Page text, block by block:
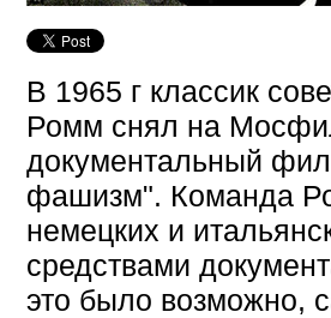
В 1965 г классик
Ромм снял на
документальный
фашизм". Команда
немецких и
средствами
это было возможно,